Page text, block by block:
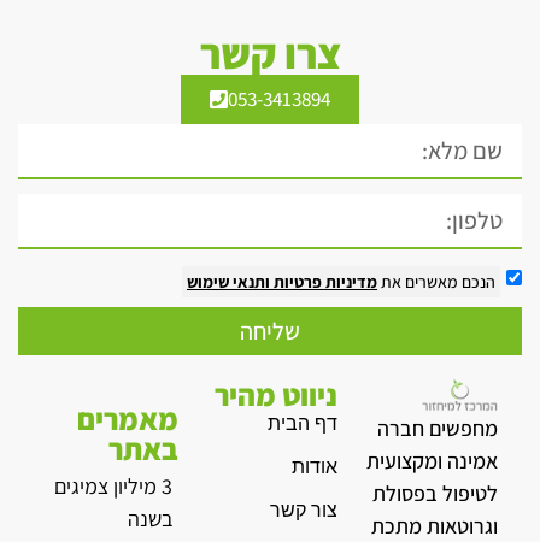
צרו קשר
053-3413894
הנכם מאשרים אתמדיניות פרטיות ותנאי שימוש
שליחה
מחפשים חברה
אמינה ומקצועית
לטיפול בפסולת
וגרוטאות מתכת
ניווט מהיר
דף הבית
אודות
צור קשר
מאמרים
באתר
3 מיליון צמיגים
בשנה